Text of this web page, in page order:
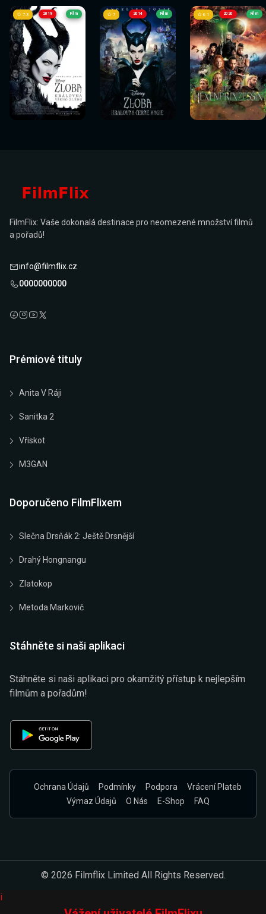
2019
Sledovat
nyní
7.3 Film
Sledovat
nyní
2014
Sledovat
nyní
7 Film
Sledovat
nyní
2020
Sledovat
nyní
6.1 Film
Sledovat
nyní
FilmFlix: Vaše dokonalá destinace pro neomezené množství filmů
a pořadů!
info@filmflix.cz
0000000000
Prémiové tituly
Anita V Ráji
Sanitka 2
Vřískot
M3GAN
Doporučeno FilmFlixem
Slečna Drsňák 2: Ještě Drsnější
Drahý Hongnangu
Zlatokop
Metoda Markovič
Stáhněte si naši aplikaci
Stáhněte si naši aplikaci pro okamžitý přístup k nejlepším
filmům a pořadům!
Ochrana Údajů Podmínky Podpora
Vrácení Plateb
Výmaz Údajů
O Nás E-Shop FAQ
© 2026 Filmflix Limited All Rights Reserved.
i